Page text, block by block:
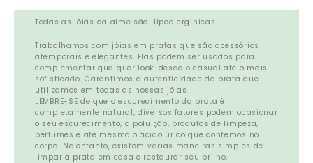
Todas as jóias da aime são Hipoalerginicas
Trabalhamos com jóias em pratas que são acessórios
atemporais e elegantes. Elas podem ser usados para
complementar qualquer look, desde o casual até o mais
sofisticado. Garantimos a autenticidade da prata que
utilizamos em todas as nossas jóias.
LEMBRE-SE de que o escurecimento da prata é
completamente natural, diversos fatores podem ocasionar
o seu escurecimento, a poluição, produtos de limpeza,
perfumes e ate mesmo o ácido úrico que contemos no
corpo! No entanto, existem várias maneiras simples de
limpar a prata em casa e restaurar seu brilho.